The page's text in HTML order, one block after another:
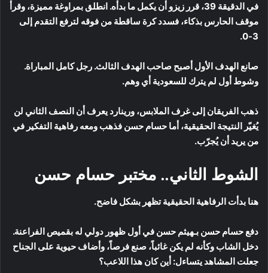
في الدقيقة 39، قرر زيزو أن يكمل ما بدأه. انطلق بمراوغة مميزة، وقرأ
موقف الحارس بذكاء، فسدد كرة ساقطة من فوقه لترفع التقدم إلى
3-0.
صانع الهدف الأول أصبح صاحب الهدف الثالث. رجل كامل المباراة.
وشوط أول لم يترك للسعودية أي وهم.
ذهب الفريقان إلى غرف الملابس، ورينارد يعرف أن النصف الثاني لن
يُغيّر النتيجة الحقيقية، أما حسام حسن فذهب ومعه رفاهية التفكير في
من يريد أن يُجرّب.
الشوط الثاني.. مختبر حسام حسن
هنا بدأت الرفاهية الحقيقية تظهر بشكل فاضح.
دفع حسام حسن بـهيثم حسن في أول ظهور دولي له بقميص الفراعنة.
دخل الشاب وكأنه لم يكن غائباً، صنع فرصاً، وأضاف حيوية على الجناح
جعلت المشاهد يتساءل: أين كان هذا اللاعب؟